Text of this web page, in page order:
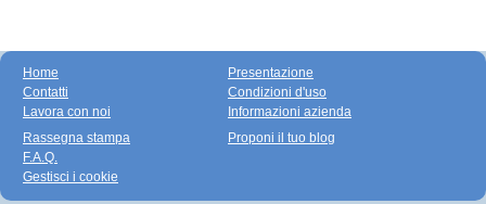
Home
Contatti
Lavora con noi
Presentazione
Condizioni d'uso
Informazioni azienda
Rassegna stampa
F.A.Q.
Gestisci i cookie
Proponi il tuo blog